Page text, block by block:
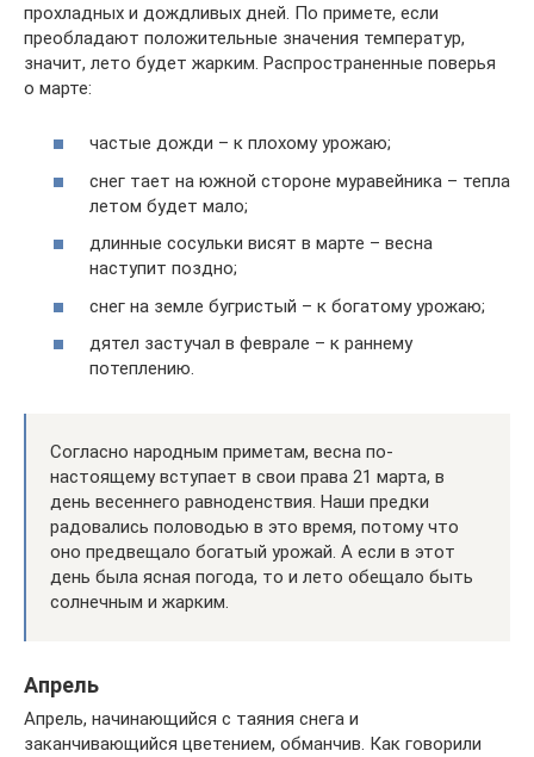
прохладных и дождливых дней. По примете, если
преобладают положительные значения температур,
значит, лето будет жарким. Распространенные поверья
о марте:
частые дожди – к плохому урожаю;
снег тает на южной стороне муравейника – тепла
летом будет мало;
длинные сосульки висят в марте – весна
наступит поздно;
снег на земле бугристый – к богатому урожаю;
дятел застучал в феврале – к раннему
потеплению.
Согласно народным приметам, весна по-
настоящему вступает в свои права 21 марта, в
день весеннего равноденствия. Наши предки
радовались половодью в это время, потому что
оно предвещало богатый урожай. А если в этот
день была ясная погода, то и лето обещало быть
солнечным и жарким.
Апрель
Апрель, начинающийся с таяния снега и
заканчивающийся цветением, обманчив. Как говорили